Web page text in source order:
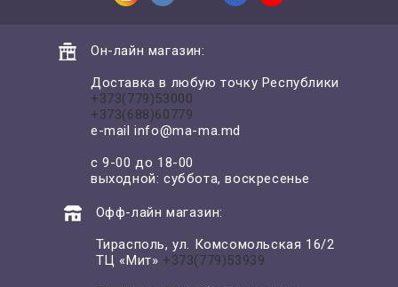
Он-лайн магазин:
Доставка в любую точку Республики
+373(779)53000
+373(688)60779
e-mailinfo@ma-ma.md
с 9-00 до 18-00
выходной: суббота, воскресенье
Офф-лайн магазин:
Тирасполь, ул. Комсомольская 16/2
ТЦ «Мит» +373(779)53939